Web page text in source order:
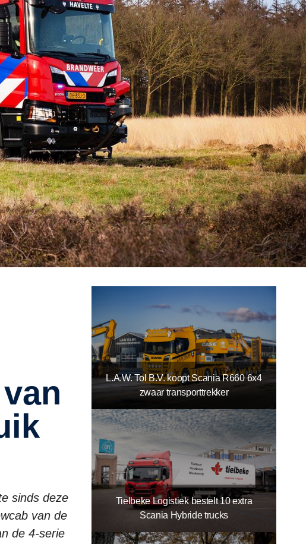
sinds deze
van de
de 4-serie
L.A.W. Tol B.V. koopt Scania R660 6x4
zwaar transporttrekker
Tielbeke Logistiek bestelt 10 extra
Scania Hybride trucks